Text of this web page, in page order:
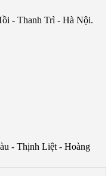
- Thanh Trì - Hà Nội.
- Thịnh Liệt - Hoàng